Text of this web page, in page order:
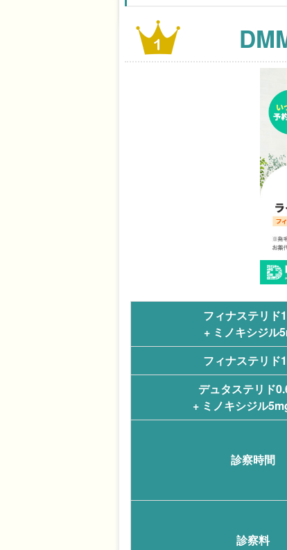
フィナステリド
+ ミノキシジル
フィナステリド
デュタステリド
+ ミノキシジル
診察時間
診察料